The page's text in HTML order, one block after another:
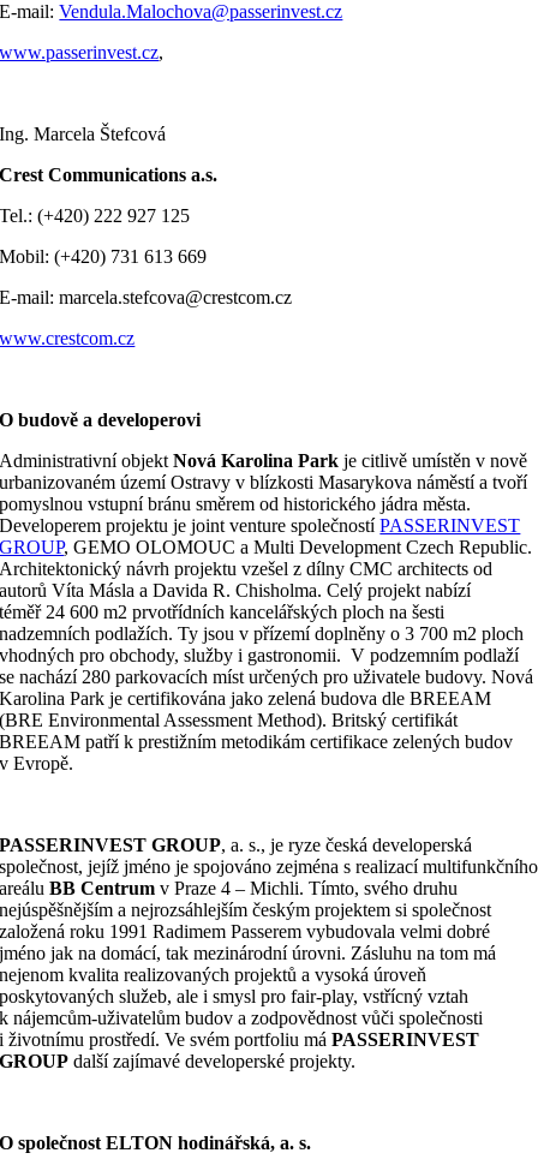
E-mail:Vendula.Malochova@passerinvest.cz
www.passerinvest.cz,
Ing. Marcela Štefcová
Crest Communications a.s.
Tel.: (+420) 222 927 125
Mobil: (+420) 731 613 669
E-mail: marcela.stefcova@crestcom.cz
www.crestcom.cz
O budově a developerovi
Administrativní objektNová Karolina Park je citlivě umístěn v nově
urbanizovaném území Ostravy v blízkosti Masarykova náměstí a tvoří
pomyslnou vstupní bránu směrem od historického jádra města.
Developerem projektu je joint venture společnostíPASSERINVEST
GROUP, GEMO OLOMOUC a Multi Development Czech Republic.
Architektonický návrh projektu vzešel z dílny CMC architects od
autorů Víta Másla a Davida R. Chisholma. Celý projekt nabízí
téměř 24 600 m2 prvotřídních kancelářských ploch na šesti
nadzemních podlažích. Ty jsou v přízemí doplněny o 3 700 m2 ploch
vhodných pro obchody, služby i gastronomii. V podzemním podlaží
se nachází 280 parkovacích míst určených pro uživatele budovy. Nová
Karolina Park je certifikována jako zelená budova dle BREEAM
(BRE Environmental Assessment Method). Britský certifikát
BREEAM patří k prestižním metodikám certifikace zelených budov
v Evropě.
PASSERINVEST GROUP, a. s., je ryze česká developerská
společnost, jejíž jméno je spojováno zejména s realizací multifunkčního
areáluBB Centrum v Praze 4 – Michli. Tímto, svého druhu
nejúspěšnějším a nejrozsáhlejším českým projektem si společnost
založená roku 1991 Radimem Passerem vybudovala velmi dobré
jméno jak na domácí, tak mezinárodní úrovni. Zásluhu na tom má
nejenom kvalita realizovaných projektů a vysoká úroveň
poskytovaných služeb, ale i smysl pro fair-play, vstřícný vztah
k nájemcům-uživatelům budov a zodpovědnost vůči společnosti
i životnímu prostředí. Ve svém portfoliu máPASSERINVEST
GROUP další zajímavé developerské projekty.
O společnost ELTON hodinářská, a. s.